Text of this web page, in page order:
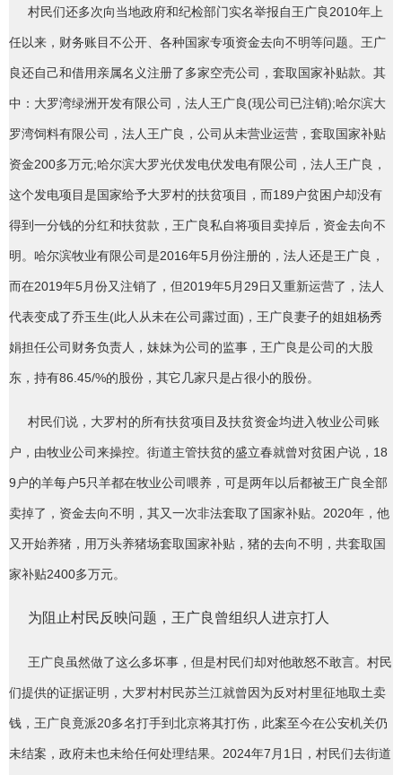
村民们还多次向当地政府和纪检部门实名举报自王广良2010年上
任以来，财务账目不公开、各种国家专项资金去向不明等问题。王广
良还自己和借用亲属名义注册了多家空壳公司，套取国家补贴款。其
中：大罗湾绿洲开发有限公司，法人王广良(现公司已注销);哈尔滨大
罗湾饲料有限公司，法人王广良，公司从未营业运营，套取国家补贴
资金200多万元;哈尔滨大罗光伏发电伏发电有限公司，法人王广良，
这个发电项目是国家给予大罗村的扶贫项目，而189户贫困户却没有
得到一分钱的分红和扶贫款，王广良私自将项目卖掉后，资金去向不
明。哈尔滨牧业有限公司是2016年5月份注册的，法人还是王广良，
而在2019年5月份又注销了，但2019年5月29日又重新运营了，法人
代表变成了乔玉生(此人从未在公司露过面)，王广良妻子的姐姐杨秀
娟担任公司财务负责人，妹妹为公司的监事，王广良是公司的大股
东，持有86.45/%的股份，其它几家只是占很小的股份。
村民们说，大罗村的所有扶贫项目及扶贫资金均进入牧业公司账
户，由牧业公司来操控。街道主管扶贫的盛立春就曾对贫困户说，18
9户的羊每户5只羊都在牧业公司喂养，可是两年以后都被王广良全部
卖掉了，资金去向不明，其又一次非法套取了国家补贴。2020年，他
又开始养猪，用万头养猪场套取国家补贴，猪的去向不明，共套取国
家补贴2400多万元。
为阻止村民反映问题，王广良曾组织人进京打人
王广良虽然做了这么多坏事，但是村民们却对他敢怒不敢言。村民
们提供的证据证明，大罗村村民苏兰江就曾因为反对村里征地取土卖
钱，王广良竟派20多名打手到北京将其打伤，此案至今在公安机关仍
未结案，政府未也未给任何处理结果。2024年7月1日，村民们去街道